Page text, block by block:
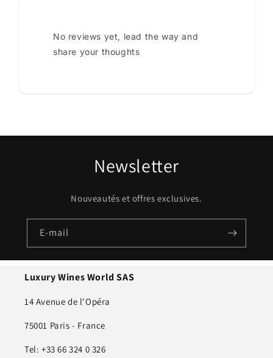
No reviews yet, lead the way and
share your thoughts
Newsletter
Nouveautés et offres exclusives.
E-mail
Luxury Wines World SAS
14 Avenue de l'Opéra
75001 Paris - France
Tel: +33 66 324 0 326